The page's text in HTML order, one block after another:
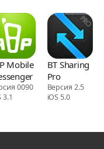
Mobile
0090
3.1
BT Sharing
Pro
Версия 2.5
iOS 5.0